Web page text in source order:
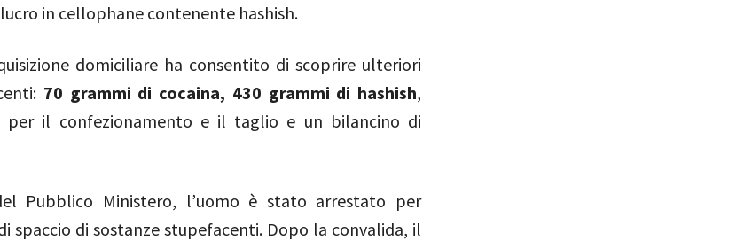
in cellophane contenente hashish.
domiciliare ha consentito di scoprire ulteriori
70 grammi di cocaina, 430 grammi di hashish,
per il confezionamento e il taglio e un bilancino di
Pubblico Ministero, l’uomo è stato arrestato per
spaccio di sostanze stupefacenti. Dopo la convalida, il